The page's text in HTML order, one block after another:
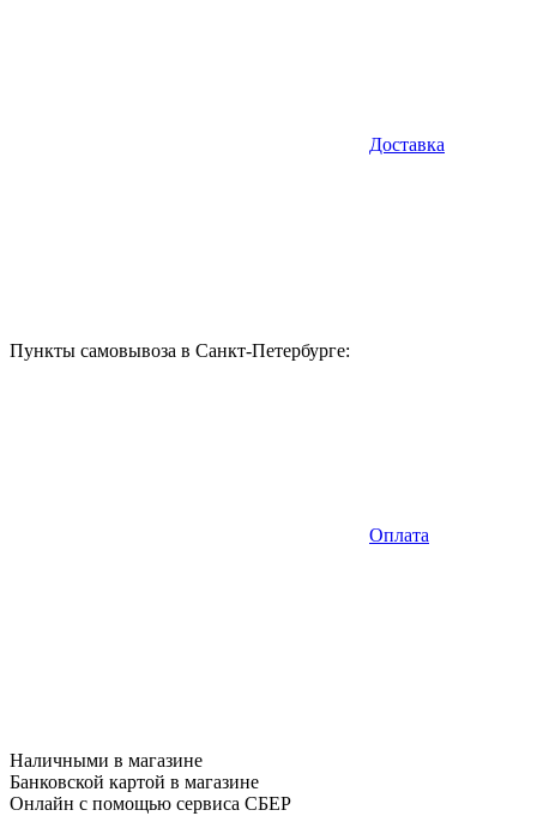
Доставка
Пункты самовывоза в Санкт-Петербурге:
Оплата
Наличными в магазине
Банковской картой в магазине
Онлайн с помощью сервиса СБЕР